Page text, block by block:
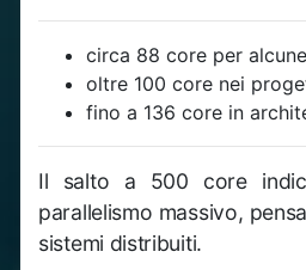
circa 88 core per
oltre 100 core nei
fino a 136 core in
Il salto a 500 core
parallelismo massivo,
sistemi distribuiti.